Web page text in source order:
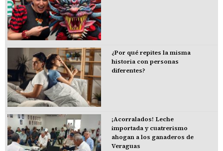
¿Por qué repites la misma
historia con personas
diferentes?
¡Acorralados! Leche
importada y cuatrerismo
ahogan a los ganaderos de
Veraguas